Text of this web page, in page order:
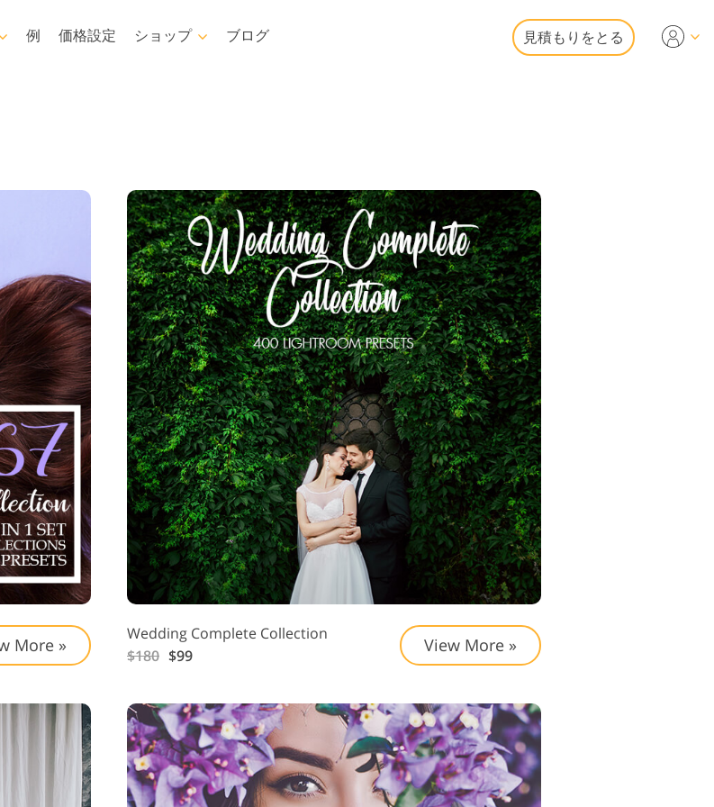
品モデル 画像操作料理内容
写真入力アプリケーション内
容
製品内容 AIトレーニングデータ ビデオ編集サービス
例 価格設定 ショップ
ション
体をオ
ト
バレンタインデーカード
結婚式招待状
子供の誕生日の招待状
ブログ 見積もりをとる
More »
Wedding Complete Collection
$180 $99
View More »